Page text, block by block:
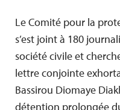
Le Comité pour la
s’est joint à 180
société civile et
lettre conjointe
Bassirou Diomaye
détention prolongée